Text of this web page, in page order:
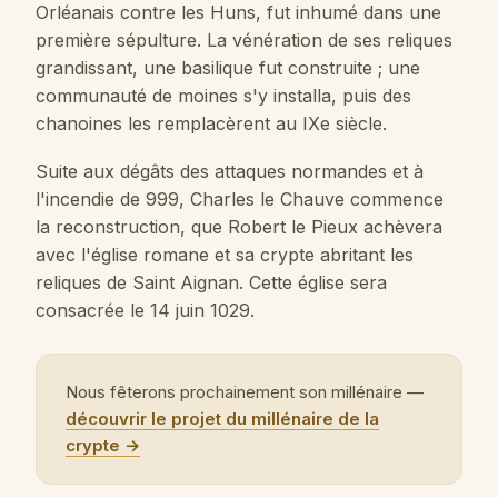
Orléanais contre les Huns, fut inhumé dans une
première sépulture. La vénération de ses reliques
grandissant, une basilique fut construite ; une
communauté de moines s'y installa, puis des
chanoines les remplacèrent au IXe siècle.
Suite aux dégâts des attaques normandes et à
l'incendie de 999, Charles le Chauve commence
la reconstruction, que Robert le Pieux achèvera
avec l'église romane et sa crypte abritant les
reliques de Saint Aignan. Cette église sera
consacrée le 14 juin 1029.
Nous fêterons prochainement son millénaire —
découvrir le projet du millénaire de la
crypte →